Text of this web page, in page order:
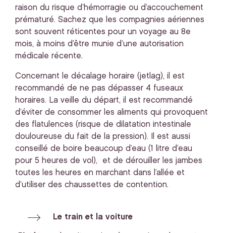
raison du risque d’hémorragie ou d’accouchement
prématuré. Sachez que les compagnies aériennes
sont souvent réticentes pour un voyage au 8e
mois, à moins d’être munie d’une autorisation
médicale récente.
Concernant le décalage horaire (jetlag), il est
recommandé de ne pas dépasser 4 fuseaux
horaires. La veille du départ, il est recommandé
d’éviter de consommer les aliments qui provoquent
des flatulences (risque de dilatation intestinale
douloureuse du fait de la pression). Il est aussi
conseillé de boire beaucoup d’eau (1 litre d’eau
pour 5 heures de vol), et de dérouiller les jambes
toutes les heures en marchant dans l’allée et
d’utiliser des chaussettes de contention.
Le train et la voiture